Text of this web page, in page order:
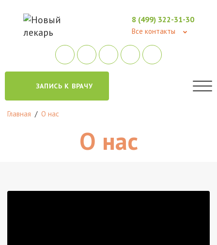
8 (499) 322-31-30
Все контакты
ЗАПИСЬ К ВРАЧУ
Главная / О нас
О нас